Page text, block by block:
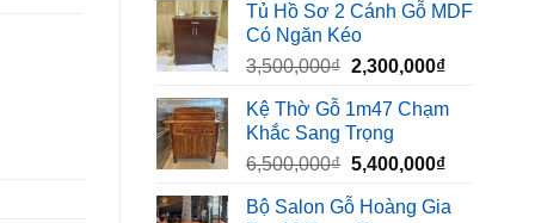
là:
450,000₫.
tại
320,000₫.
Tủ Hồ Sơ 2 Cánh Gỗ MDF
Có Ngăn Kéo
3,500,000₫ Giá
là:
3,500,000₫.
2,300,000₫Giá
tại
Kệ Thờ Gỗ 1m47 Chạm
Khắc Sang Trọng
6,500,000₫ Giá
là:
5,400,000₫Giá
tại
Bộ Salon Gỗ Hoàng Gia